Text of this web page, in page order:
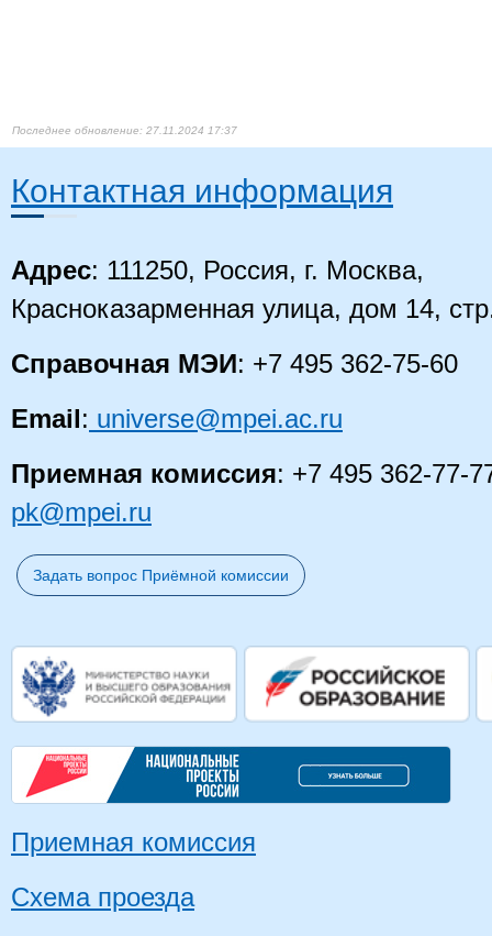
27.11.2024 17:37
Контактная информация
Адрес: 111250, Россия, г. Москва,
Красноказарменная улица, дом 14,
Справочная МЭИ: +7 495 362-75-60
Email: universe@mpei.ac.ru
Приемная комиссия: +7 495 362-77-
pk@mpei.ru
Задать вопрос Приёмной комиссии
Приемная комиссия
Схема проезда